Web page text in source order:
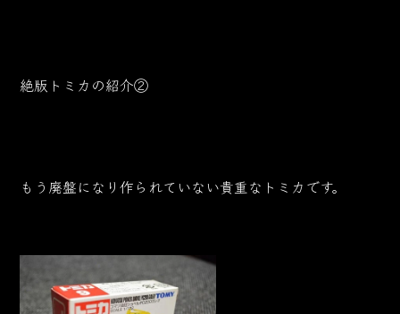
絶版トミカの紹介②
もう廃盤になり作られていない貴重なトミカです。